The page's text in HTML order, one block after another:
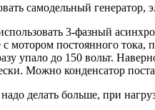
самодельный генератор,
3-фазный
мотором постоянного
упало до 150 вольт.
Можно конденсатор
делать больше, при